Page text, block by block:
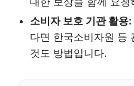
소비자 보호 기관 활용:
다면 한국소비자원 등
것도 방법입니다.